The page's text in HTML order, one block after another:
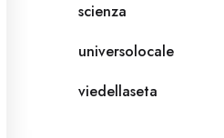
scienza
universolocale
viedellaseta